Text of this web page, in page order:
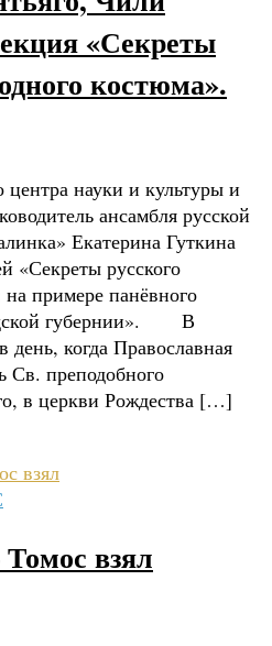
«Секреты
костюма».
центра науки и культуры и
ансамбля русской
Екатерина Гуткина
«Секреты русского
примере панёвного
губернии». В
день, когда Православная
Св. преподобного
в церкви Рождества […]
взял